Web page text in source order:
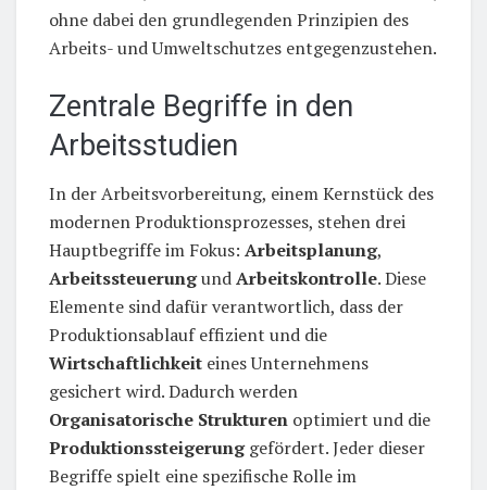
ohne dabei den grundlegenden Prinzipien des
Arbeits- und Umweltschutzes entgegenzustehen.
Zentrale Begriffe in den
Arbeitsstudien
In der Arbeitsvorbereitung, einem Kernstück des
modernen Produktionsprozesses, stehen drei
Hauptbegriffe im Fokus: Arbeitsplanung,
ArbeitssteuerungundArbeitskontrolle. Diese
Elemente sind dafür verantwortlich, dass der
Produktionsablauf effizient und die
Wirtschaftlichkeit eines Unternehmens
gesichert wird. Dadurch werden
Organisatorische Strukturen optimiert und die
Produktionssteigerunggefördert. Jeder dieser
Begriffe spielt eine spezifische Rolle im